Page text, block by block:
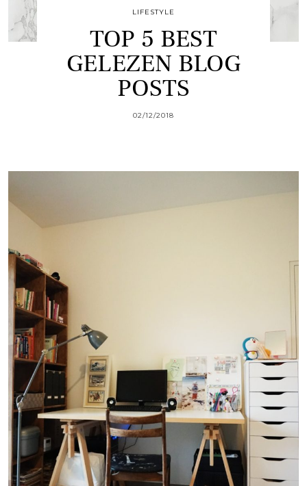
LIFESTYLE
TOP 5 BEST
GELEZEN BLOG
POSTS
02/12/2018